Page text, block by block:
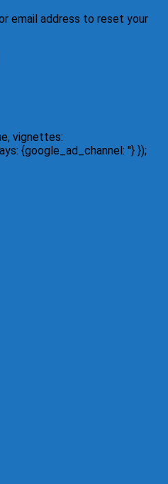
email address to reset your
vignettes:
{google_ad_channel: ''} });